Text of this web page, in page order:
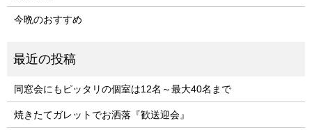
今晩のおすすめ
同窓会にもピッタリの個室は12名～最大40名まで
焼きたてガレットでお洒落『歓送迎会』